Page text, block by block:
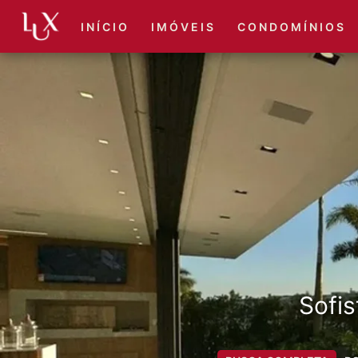
I N Í C I O I M Ó V E I S C O N D O M Í N I O S